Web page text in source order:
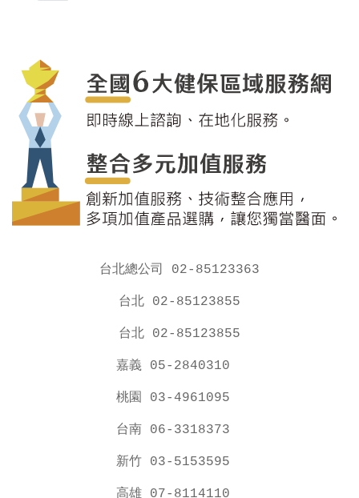
台北總公司 02-85123363
台北 02-85123855
台北 02-85123855
嘉義 05-2840310
桃園 03-4961095
台南 06-3318373
新竹 03-5153595
高雄 07-8114110